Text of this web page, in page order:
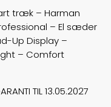
185
B
træk – Harman
– El sæder
Up Display –
– Comfort
TIL 13.05.2027